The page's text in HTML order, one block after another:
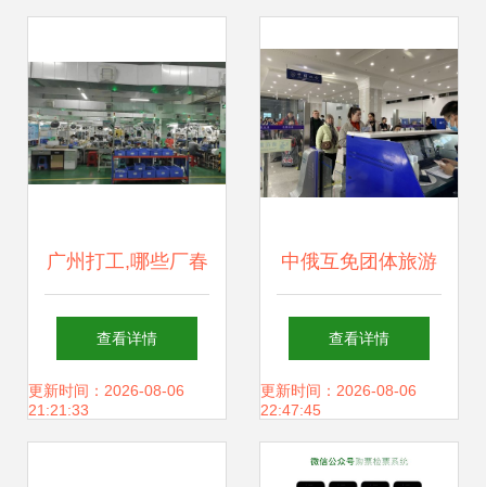
广州打工,哪些厂春
节后比较好找工作
查看详情
更新时间：2026-08-06
21:21:33
中俄互免团体旅游
签证业务恢复 住宿
服务迎接新机遇
查看详情
更新时间：2026-08-06
22:47:45